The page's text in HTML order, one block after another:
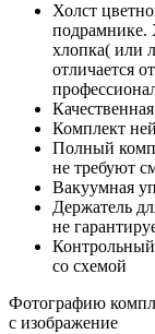
Холст
подрамнике.
хлопка( или
отличается
Комплект
Полный
не требуют
Вакуумная
Держатель
не
Контрольный
со схемой
Фотографию
с изображение